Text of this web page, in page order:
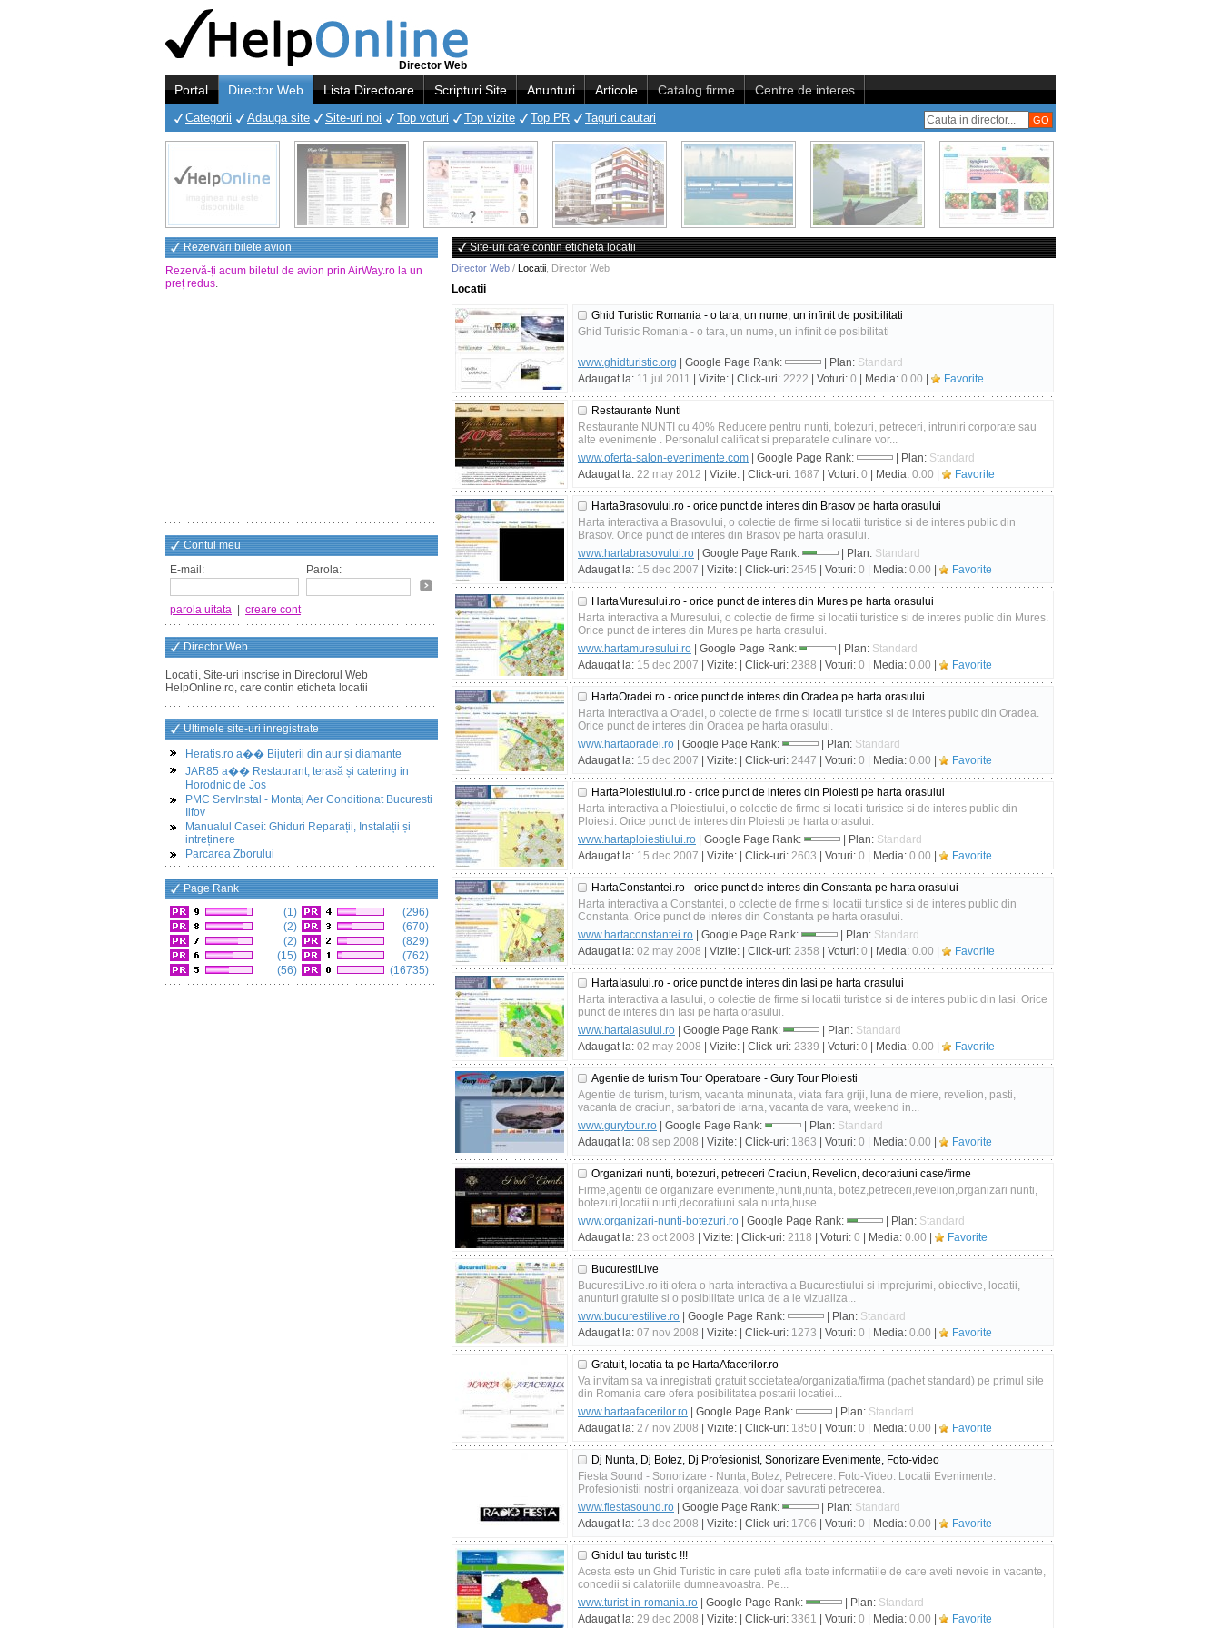
Director Web
Portal Director Web Lista Directoare Scripturi Site Anunturi Articole Catalog firme Centre de interes
Categorii Adauga site Site-uri noi Top voturi Top vizite Top PR Taguri cautari
Rezervări bilete avion
Rezervă-ți acum biletul de avion prin AirWay.ro la un
preț redus.
Contul meu
E-mail:
Parola:
parola uitata creare cont
Director Web
Locatii, Site-uri inscrise in Directorul Web
HelpOnline.ro, care contin eticheta locatii
Ultimele site-uri inregistrate
Heratis.ro a�� Bijuterii din aur și diamante
JAR85 a�� Restaurant, terasă și catering in
Horodnic de Jos
PMC ServInstal - Montaj Aer Conditionat Bucuresti
Ilfov
Manualul Casei: Ghiduri Reparații, Instalații și
intreținere
Parcarea Zborului
Page Rank
(1)
(2)
(2)
(15)
(56)
(296)
(670)
(829)
(762)
(16735)
Site-uri care contin eticheta locatii
Director Web / Locatii Director Web
Locatii
Ghid Turistic Romania - o tara, un nume, un infinit de posibilitati
Ghid Turistic Romania - o tara, un nume, un infinit de posibilitati
www.ghidturistic.org | Google Page Rank: | Plan: Standard
Adaugat la: 11 jul 2011 | Vizite: | Click-uri: 2222 | Voturi: 0 | Media: 0.00 Favorite
Restaurante Nunti
Restaurante NUNTI cu 40% Reducere pentru nunti, botezuri, petreceri, intruniri corporate sau
alte evenimente . Personalul calificat si preparatele culinare vor...
www.oferta-salon-evenimente.com | Google Page Rank: | Plan: Standard
Adaugat la: 22 may 2012 | Vizite: | Click-uri: 1687 | Voturi: 0 | Media: 0.00 Favorite
HartaBrasovului.ro - orice punct de interes din Brasov pe harta orasului
Harta interactiva a Brasovului, o colectie de firme si locatii turistice si de interes public din
Brasov. Orice punct de interes din Brasov pe harta orasului.
www.hartabrasovului.ro | Google Page Rank: | Plan: Standard
Adaugat la: 15 dec 2007 | Vizite: | Click-uri: 2545 | Voturi: 0 | Media: 0.00 Favorite
HartaMuresului.ro - orice punct de interes din Mures pe harta orasului
Harta interactiva a Muresului, o colectie de firme si locatii turistice si de interes public din Mures.
Orice punct de interes din Mures pe harta orasului.
www.hartamuresului.ro | Google Page Rank: | Plan: Standard
Adaugat la: 15 dec 2007 | Vizite: | Click-uri: 2388 | Voturi: 0 | Media: 0.00 Favorite
HartaOradei.ro - orice punct de interes din Oradea pe harta orasului
Harta interactiva a Oradei, o colectie de firme si locatii turistice si de interes public din Oradea.
Orice punct de interes din Oradea pe harta orasului.
www.hartaoradei.ro | Google Page Rank: | Plan: Standard
Adaugat la: 15 dec 2007 | Vizite: | Click-uri: 2447 | Voturi: 0 | Media: 0.00 Favorite
HartaPloiestiului.ro - orice punct de interes din Ploiesti pe harta orasului
Harta interactiva a Ploiestiului, o colectie de firme si locatii turistice si de interes public din
Ploiesti. Orice punct de interes din Ploiesti pe harta orasului.
www.hartaploiestiului.ro | Google Page Rank: | Plan: Standard
Adaugat la: 15 dec 2007 | Vizite: | Click-uri: 2603 | Voturi: 0 | Media: 0.00 Favorite
HartaConstantei.ro - orice punct de interes din Constanta pe harta orasului
Harta interactiva a Constantei, o colectie de firme si locatii turistice si de interes public din
Constanta. Orice punct de interes din Constanta pe harta orasului.
www.hartaconstantei.ro | Google Page Rank: | Plan: Standard
Adaugat la: 02 may 2008 | Vizite: | Click-uri: 2358 | Voturi: 0 | Media: 0.00 Favorite
HartaIasului.ro - orice punct de interes din Iasi pe harta orasului
Harta interactiva a Iasului, o colectie de firme si locatii turistice si de interes public din Iasi. Orice
punct de interes din Iasi pe harta orasului.
www.hartaiasului.ro | Google Page Rank: | Plan: Standard
Adaugat la: 02 may 2008 | Vizite: | Click-uri: 2339 | Voturi: 0 | Media: 0.00 Favorite
Agentie de turism Tour Operatoare - Gury Tour Ploiesti
Agentie de turism, turism, vacanta minunata, viata fara griji, luna de miere, revelion, pasti,
vacanta de craciun, sarbatori de iarna, vacanta de vara, weekend in...
www.gurytour.ro | Google Page Rank: | Plan: Standard
Adaugat la: 08 sep 2008 | Vizite: | Click-uri: 1863 | Voturi: 0 | Media: 0.00 Favorite
Organizari nunti, botezuri, petreceri Craciun, Revelion, decoratiuni case/firme
Firme,agentii de organizare evenimente,nunti,nunta, botez,petreceri,revelion,organizari nunti,
botezuri,locatii nunti,decoratiuni sala nunta,huse...
www.organizari-nunti-botezuri.ro | Google Page Rank: | Plan: Standard
Adaugat la: 23 oct 2008 | Vizite: | Click-uri: 2118 | Voturi: 0 | Media: 0.00 Favorite
BucurestiLive
BucurestiLive.ro iti ofera o harta interactiva a Bucurestiului si imprejurimi, obiective, locatii,
anunturi gratuite si o posibilitate unica de a le vizualiza...
www.bucurestilive.ro | Google Page Rank: | Plan: Standard
Adaugat la: 07 nov 2008 | Vizite: | Click-uri: 1273 | Voturi: 0 | Media: 0.00 Favorite
Gratuit, locatia ta pe HartaAfacerilor.ro
Va invitam sa va inregistrati gratuit societatea/organizatia/firma (pachet standard) pe primul site
din Romania care ofera posibilitatea postarii locatiei...
www.hartaafacerilor.ro | Google Page Rank: | Plan: Standard
Adaugat la: 27 nov 2008 | Vizite: | Click-uri: 1850 | Voturi: 0 | Media: 0.00 Favorite
Dj Nunta, Dj Botez, Dj Profesionist, Sonorizare Evenimente, Foto-video
Fiesta Sound - Sonorizare - Nunta, Botez, Petrecere. Foto-Video. Locatii Evenimente.
Profesionistii nostrii organizeaza, voi doar savurati petrecerea.
www.fiestasound.ro | Google Page Rank: | Plan: Standard
Adaugat la: 13 dec 2008 | Vizite: | Click-uri: 1706 | Voturi: 0 | Media: 0.00 Favorite
Ghidul tau turistic !!!
Acesta este un Ghid Turistic in care puteti afla toate informatiile de care aveti nevoie in vacante,
concedii si calatoriile dumneavoastra. Pe...
www.turist-in-romania.ro | Google Page Rank: | Plan: Standard
Adaugat la: 29 dec 2008 | Vizite: | Click-uri: 3361 | Voturi: 0 | Media: 0.00 Favorite